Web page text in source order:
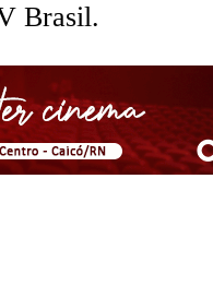
Brasil.